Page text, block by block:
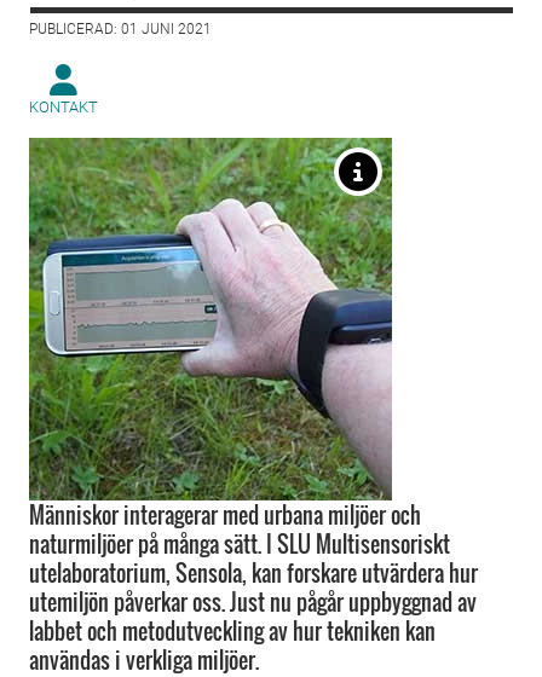
PUBLICERAD: 01 JUNI 2021
KONTAKT
Människor interagerar med urbana miljöer och
naturmiljöer på många sätt. I SLU Multisensoriskt
utelaboratorium, Sensola, kan forskare utvärdera hur
utemiljön påverkar oss. Just nu pågår uppbyggnad av
labbet och metodutveckling av hur tekniken kan
användas i verkliga miljöer.